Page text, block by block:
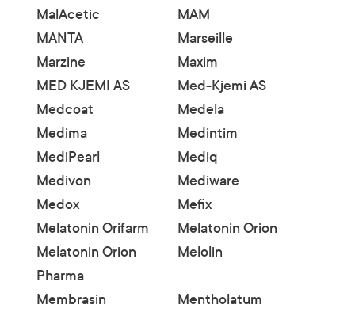
MalAcetic
MAM
MANTA
Marseille
Marzine
Maxim
MED KJEMI AS
Med-Kjemi AS
Medcoat
Medela
Medima
Medintim
MediPearl
Mediq
Medivon
Mediware
Medox
Mefix
Melatonin Orifarm
Melatonin Orion
Melatonin Orion
Pharma
Melolin
Membrasin
Mentholatum